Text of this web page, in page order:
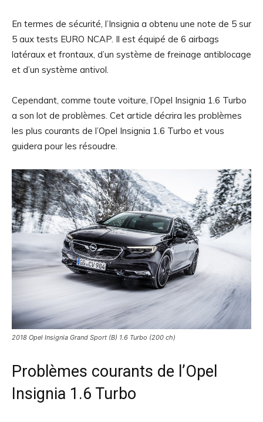
En termes de sécurité, l’Insignia a obtenu une note de 5 sur
5 aux tests EURO NCAP. Il est équipé de 6 airbags
latéraux et frontaux, d’un système de freinage antiblocage
et d’un système antivol.
Cependant, comme toute voiture, l’Opel Insignia 1.6 Turbo
a son lot de problèmes. Cet article décrira les problèmes
les plus courants de l’Opel Insignia 1.6 Turbo et vous
guidera pour les résoudre.
2018 Opel Insignia Grand Sport (B) 1.6 Turbo (200 ch)
Problèmes courants de l’Opel
Insignia 1.6 Turbo